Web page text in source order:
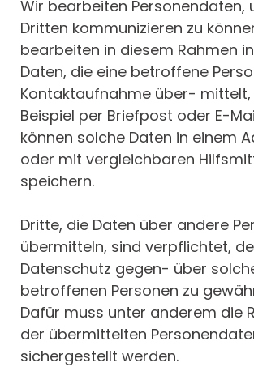
Wir bearbeiten Personendaten,
Dritten kommunizieren zu
bearbeiten in diesem Rahmen
Daten, die eine betroffene
Kontaktaufnahme über- mittelt,
Beispiel per Briefpost oder E-
können solche Daten in einem
oder mit vergleichbaren
speichern.
Dritte, die Daten über andere
übermitteln, sind verpflichtet,
Datenschutz gegen- über
betroffenen Personen zu
Dafür muss unter anderem die
der übermittelten
sichergestellt werden.